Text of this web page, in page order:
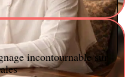
incontournable sur